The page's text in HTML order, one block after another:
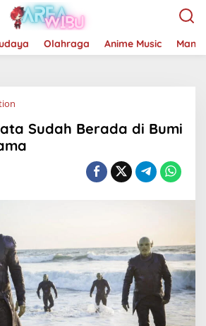
Olahraga Anime Music
Sudah
Berada
di
Sudah Berada di Bumi